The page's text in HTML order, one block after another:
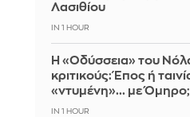
Λασιθίου
IN 1 HOUR
Η «Οδύσσεια» του
κριτικούς: Έπος ή
«ντυμένη»... με Όμηρο;
IN 1 HOUR